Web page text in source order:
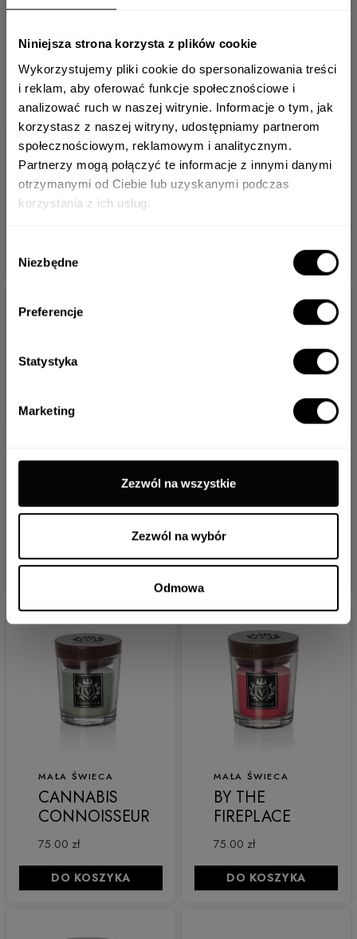
Niniejsza strona korzysta z plików cookie
Wykorzystujemy pliki cookie do spersonalizowania treści
i reklam, aby oferować funkcje społecznościowe i
analizować ruch w naszej witrynie. Informacje o tym, jak
korzystasz z naszej witryny, udostępniamy partnerom
społecznościowym, reklamowym i analitycznym.
Partnerzy mogą połączyć te informacje z innymi danymi
otrzymanymi od Ciebie lub uzyskanymi podczas
korzystania z ich usług.
zgody
Niezbędne
Preferencje
Statystyka
Marketing
Zezwól na wszystkie
Zezwól na wybór
Odmowa
DUŻA ŚWIECA
SENSUAL
CHARM
DUŻA ŚWIECA
WILD CEDAR
TREE
DO KOSZYKA
DUŻA ŚWIECA
SUNSET
DO KOSZYKA
DUŻA ŚWIECA
PLATINUM
SHINE
269.00 zł
DO KOSZYKA
MAŁA ŚWIECA
CANNABIS
CONNOISSEUR
75.00 zł
DO KOSZYKA
MAŁA ŚWIECA
BY THE
FIREPLACE
75.00 zł
DO KOSZYKA
Newsletter
e-mail informacji o nowościach, promocjach, produktach i usługach
ZAPISZ